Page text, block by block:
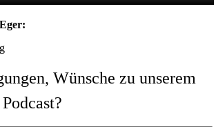
Wünsche zu unserem